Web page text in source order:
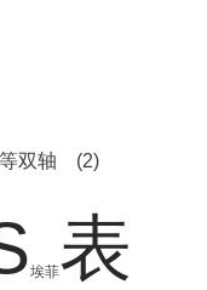
双轴 (2)
埃菲表